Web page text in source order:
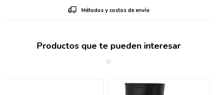
Métodos y costos de envío
Productos que te pueden interesar